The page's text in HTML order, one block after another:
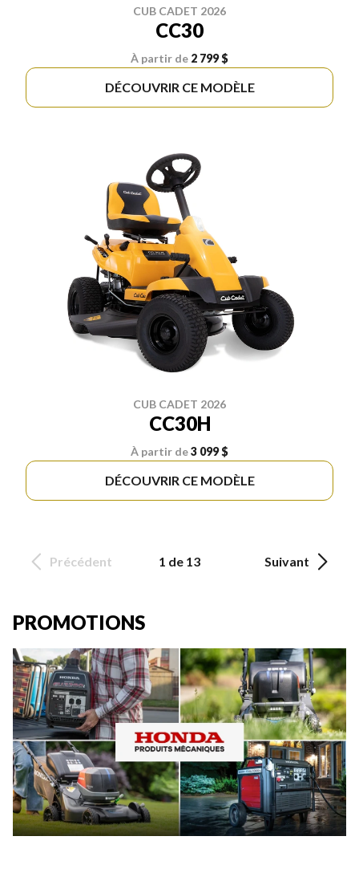
CUB CADET 2026
CC30
À partir de 2 799 $
DÉCOUVRIR CE MODÈLE
CUB CADET 2026
CC30H
À partir de3 099 $
DÉCOUVRIR CE MODÈLE
Précédent 1 de 13 Suivant
PROMOTIONS